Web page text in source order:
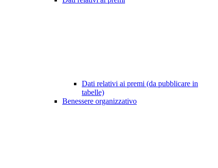
Dati relativi ai premi (da pubblicare in
tabelle)
Benessere organizzativo